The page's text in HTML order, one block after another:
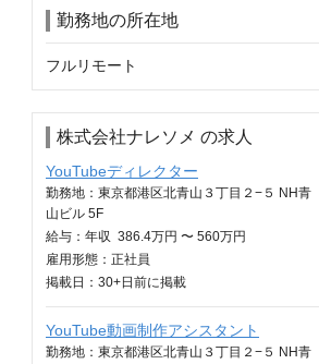
勤務地の所在地
フルリモート
株式会社ナレソメ の求人
YouTubeディレクター
勤務地：東京都港区北青山３丁目２−５ NH青
山ビル 5F
給与： 年収 386.4万円 〜 560万円
雇用形態：正社員
掲載日： 30+日 前に掲載
YouTube動画制作アシスタント
勤務地：東京都港区北青山３丁目２−５ NH青